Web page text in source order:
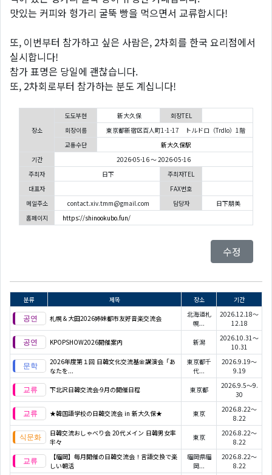
맛있는 커피와 헝가리 굴뚝 빵을 먹으면서 교류합시다!
또, 이번부터 참가하고 싶은 사람은, 2차회를 한국 요리점에서
실시합니다!
참가 표명은 당일에 괜찮습니다.
또, 2차회로부터 참가하는 분도 계십니다!
장소
도도부현 新大久保
회장TEL
회장이름
東京都新宿区百人町1-1-17 トルドロ（Trdlo）1階
교통수단
新大久保駅
기간
2026-05-16 ～ 2026-05-16
주최자
日下
주최자TEL
대표자
FAX번호
메일주소
contact.xiv.tmm@gmail.com 담당자
日下朋美
홈페이지
https://shinookubo.fun/
수정
분류 제목 장소 기간
札幌＆大田2026姉妹都市友好音楽交流会
北海道札
幌...
2026.12.18～
12.18
KPOPSHOW2026開催案内 新潟
2026.10.31～
10.31
2026年度第１回 日韓文化交流基金講演会「あ
なたを...
東京都千
代...
2026.9.19～
9.19
下北沢日韓交流会-9月の開催日程 東京都
2026.9.5～9.
30
★韓国語学校の日韓交流会 in 新大久保★ 東京
2026.8.22～
8.22
日韓交流おしゃべり会 20代メイン 日韓男女率
半々
東京
2026.8.22～
8.22
【福岡】毎月開催の日韓交流会！言語交換で楽
しい朝活
福岡県福
岡...
2026.8.22～
8.22